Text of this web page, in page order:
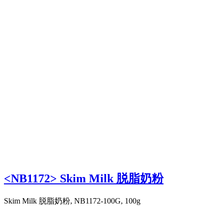
<NB1172> Skim Milk 脱脂奶粉
Skim Milk 脱脂奶粉, NB1172-100G, 100g